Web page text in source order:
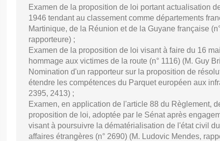
Questions écrites et orales
Comptes rendus des débats
Examen de la proposition de loi portant actualisation
1946 tendant au classement comme départements
Martinique, de la Réunion et de la Guyane française
rapporteure) ;
Examen de la proposition de loi visant à faire du 16
hommage aux victimes de la route (n° 1116) (M. Guy
Nomination d'un rapporteur sur la proposition de
étendre les compétences du Parquet européen aux
2395, 2413) ;
Examen, en application de l'article 88 du Règlement,
proposition de loi, adoptée par le Sénat après
visant à poursuivre la dématérialisation de l'état civil
affaires étrangères (n° 2690) (M. Ludovic Mendes,